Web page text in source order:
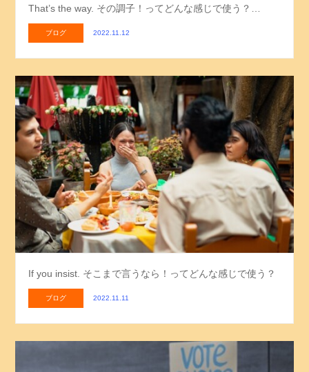
That’s the way. その調子！ってどんな感じで使う？…
ブログ 2022.11.12
If you insist. そこまで言うなら！ってどんな感じで使う？
ブログ 2022.11.11